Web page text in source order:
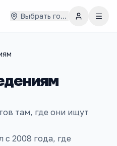
Выбрать город
там, где они ищут
с 2008 года, где